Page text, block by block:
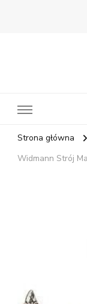
Strona główna
Widmann Strój